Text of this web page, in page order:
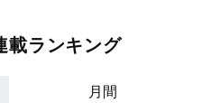
載ランキング
月間